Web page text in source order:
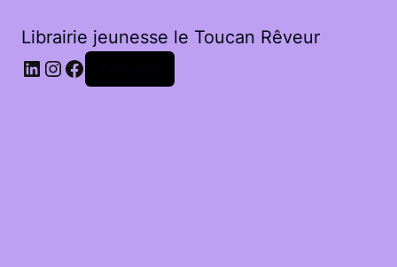
Librairie jeunesse le Toucan Rêveur
LinkedIn
Instagram
Facebook